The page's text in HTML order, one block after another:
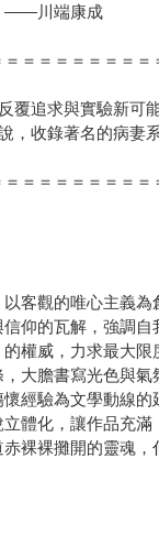
——川端康成
＝＝＝＝＝＝＝＝
覆追求與實驗新可
收錄著名的病妻
＝＝＝＝＝＝＝＝
客觀的唯心主義
仰的瓦解，強調
權威，力求最大
大膽書寫光色與
經驗為文學動線
體化，讓作品充
裸裸攤開的靈魂，